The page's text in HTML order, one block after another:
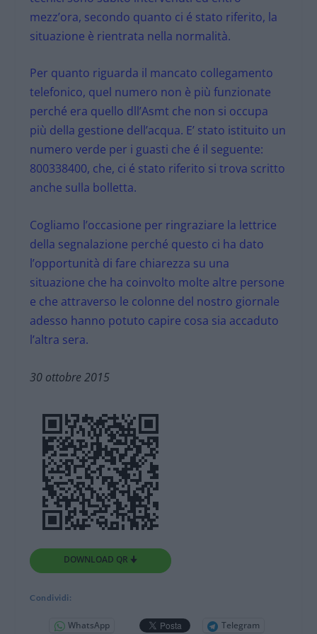
mezz’ora, secondo quanto ci é stato riferito, la
situazione è rientrata nella normalità.
Per quanto riguarda il mancato collegamento
telefonico, quel numero non è più funzionate
perché era quello dll’Asmt che non si occupa
più della gestione dell’acqua. E’ stato istituito un
numero verde per i guasti che é il seguente:
800338400, che, ci é stato riferito si trova scritto
anche sulla bolletta.
Cogliamo l’occasione per ringraziare la lettrice
della segnalazione perché questo ci ha dato
l’opportunità di fare chiarezza su una
situazione che ha coinvolto molte altre persone
e che attraverso le colonne del nostro giornale
adesso hanno potuto capire cosa sia accaduto
l’altra sera.
30 ottobre 2015
DOWNLOAD QR 🠋
Condividi:
WhatsApp
Telegram